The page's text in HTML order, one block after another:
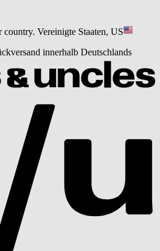
country. Vereinigte Staaten, US
innerhalb Deutschlands